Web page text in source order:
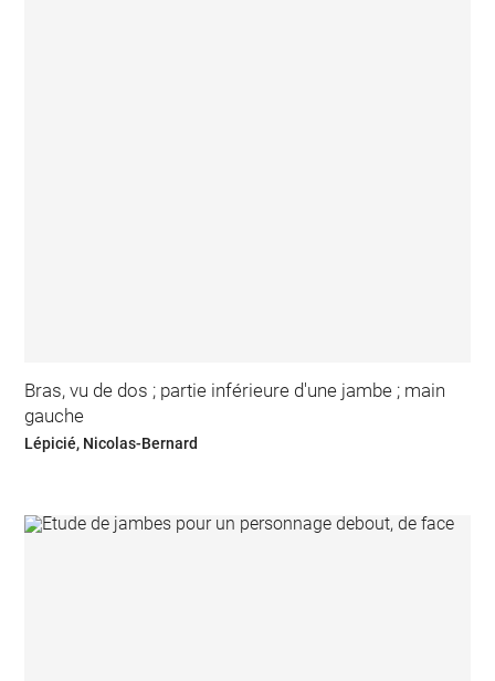
Bras, vu de dos ; partie inférieure d'une jambe ; main
gauche
Lépicié, Nicolas-Bernard